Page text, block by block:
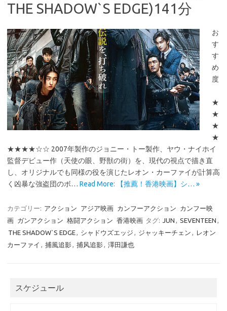
THE SHADOW`S EDGE)141分
お
す
す
め
度
★
★
★
★
★★★★☆☆ 2007年製作のジョニー・トー製作、ヤウ・ナイホイ
監督デビュー作（天使の眼、野獣の街）を、現代の視点で描き直
し、オリジナルでも同様の役を演じたレオン・カーファイが計算高
く凶暴な強盗団のボ… Read More: 【推薦！香港映画】シ… »
カテゴリー: アクション アジア映画 カンフーアクション
カンフー映
画 ガンアクション 格闘アクション 香港映画 タグ: JUN , SEVENTEEN ,
THE SHADOW`S EDGE, シャドウズエッジ , ジャッキーチェン , レオン
カーファイ , 捕風追影 , 捕风追影 , 澤田謙也
スケジュール